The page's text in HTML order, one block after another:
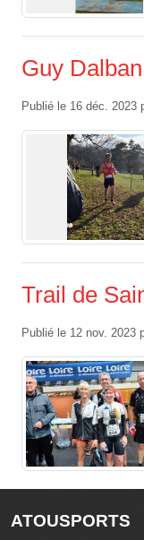
Guy
Publié le 16 déc. 2023
Trail de
Publié le 12 nov. 2023
ATOUSPORTS